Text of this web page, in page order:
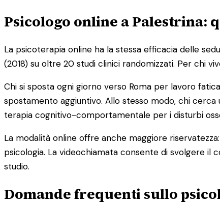
Psicologo online a Palestrina:
La psicoterapia online ha la stessa efficacia delle
(2018) su oltre 20 studi clinici randomizzati. Per chi
Chi si sposta ogni giorno verso Roma per lavoro
spostamento aggiuntivo. Allo stesso modo, chi
terapia cognitivo-comportamentale per i disturbi
La modalità online offre anche maggiore
psicologia. La videochiamata consente di svolgere
studio.
Domande frequenti sullo